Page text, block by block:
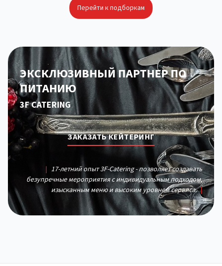
Перейти к подборкам
ЭКСКЛЮЗИВНЫЙ ПАРТНЕР ПО
ПИТАНИЮ
3F CATERING
ЗАКАЗАТЬ КЕЙТЕРИНГ
| 17-летний опыт 3F-Catering - позволяет создавать
безупречные мероприятия с индивидуальным подходом,
изысканным меню и высоким уровнем сервиса. |